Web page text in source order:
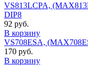
VS813LCPA,
DIP8
92 руб.
В корзину
VS708ESA,
170 руб.
В корзину